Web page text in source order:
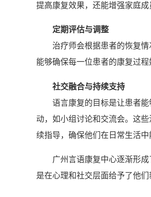
提高康复效果，还能增强家庭成
定期评估与调整
治疗师会根据患者的恢复
能够确保每一位患者的康复过
社交融合与持续支持
语言康复的目标是让患者
动，如小组讨论和交流会。这
续指导，确保他们在日常生活中
广州言语康复中心逐渐形
是在心理和社交层面给予了他们